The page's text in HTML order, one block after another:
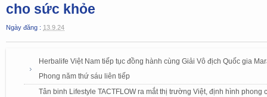
cho sức khỏe
Ngày đăng : 13.9.24
Herbalife Việt Nam tiếp tục đồng hành cùng Giải Vô địch Quốc gia
Phong năm thứ sáu liên tiếp
Tân binh Lifestyle TACTFLOW ra mắt thị trường Việt, định hình phong